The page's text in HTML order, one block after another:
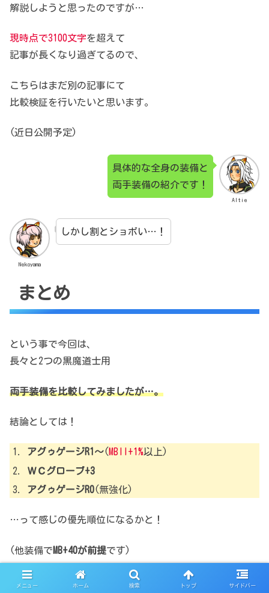
解説しようと思ったのですが…
現時点で3100文字を超えて
記事が長くなり過ぎてるので、
こちらはまだ別の記事にて
比較検証を行いたいと思います。
(近日公開予定)
Altie
具体的な全身の装備と
両手装備の紹介です！
Nekoyama
しかし割とショボい…！
まとめ
という事で今回は、
長々と2つの黒魔道士用
両手装備を比較してみましたが…。
結論としては！
アグゥゲージR1～( MBII+1%以上)
ＷＣグローブ+3
アグゥゲージR0(無強化)
…って感じの優先順位になるかと！
(他装備でMB+40が前提です)
つまりアグゥゲージを
メニュー ホーム 検索 トップ サイドバー